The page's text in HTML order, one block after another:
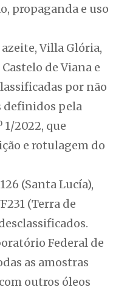
propaganda e uso
Villa Glória,
de Viana e
por não
definidos pela
2022, que
e rotulagem do
(Santa Lucía),
(Terra de
Federal de
as amostras
outros óleos